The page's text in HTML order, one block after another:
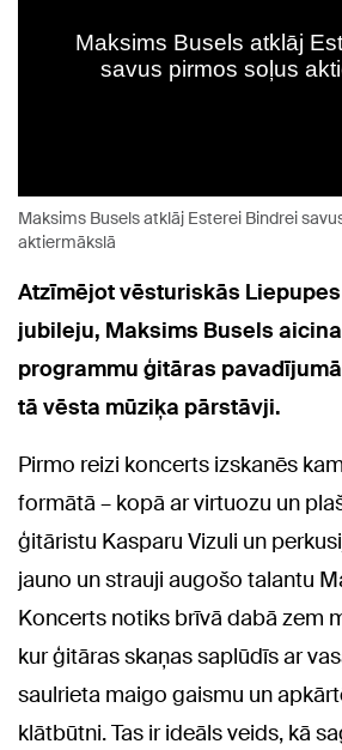
Maksims Busels atklāj Esterei Bindrei
aktiermākslā
Atzīmējot vēsturiskās
jubileju, Maksims Busels
programmu ģitāras
tā vēsta mūziķa pārstāvji.
Pirmo reizi koncerts izskanēs
formātā – kopā ar virtuozu un
ģitāristu Kasparu Vizuli un
jauno un strauji augošo talantu
Koncerts notiks brīvā dabā zem
kur ģitāras skaņas saplūdīs ar
saulrieta maigo gaismu un
klātbūtni. Tas ir ideāls veids, kā